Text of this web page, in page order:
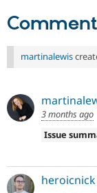
martinalewis
3 months ago
Issue
heroicnick